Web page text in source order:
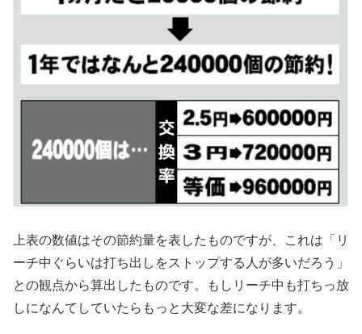
上表の数値はその節約量を表したものですが、これは「リ
ーチ中ぐらいは打ち出しをストップする人が多いだろう」
との観点から算出したものです。もしリーチ中も打ちっ放
しになんてしていたらもっと大変な差になります。